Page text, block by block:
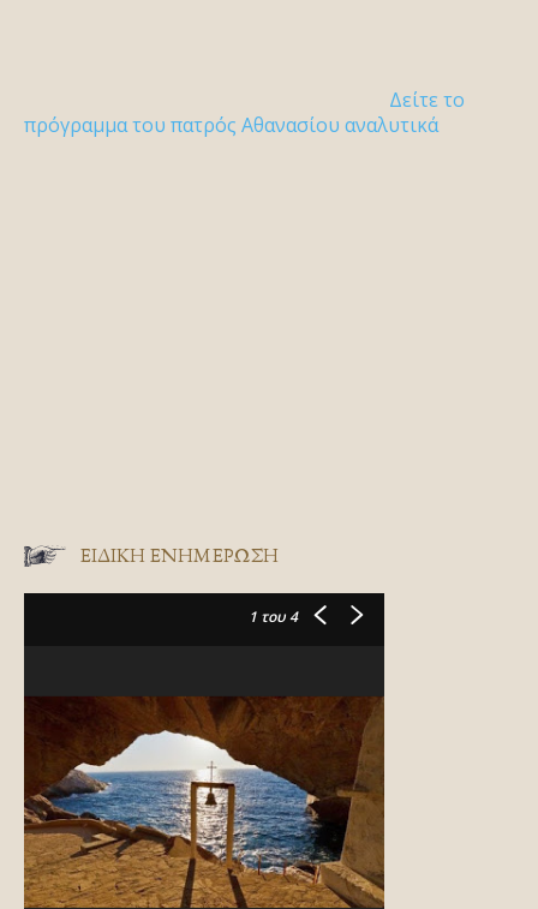
Δείτε το
πρόγραμμα του πατρός Αθανασίου αναλυτικά
ΕΙΔΙΚΉ ΕΝΗΜΈΡΩΣΗ
1 του 4